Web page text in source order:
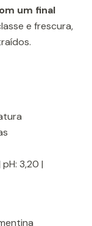
um final
e frescura,
3,20 |